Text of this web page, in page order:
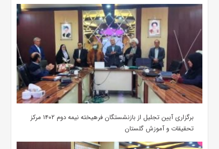
برگزاری آیین تجلیل از بازنشستگان فرهیخته نیمه دوم ۱۴۰۲ مرکز
تحقیقات و آموزش گلستان